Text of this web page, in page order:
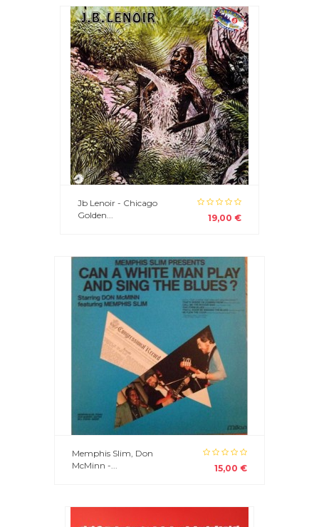
Jb Lenoir - Chicago
Golden...
19,00 €
Memphis Slim, Don
McMinn -...
15,00 €